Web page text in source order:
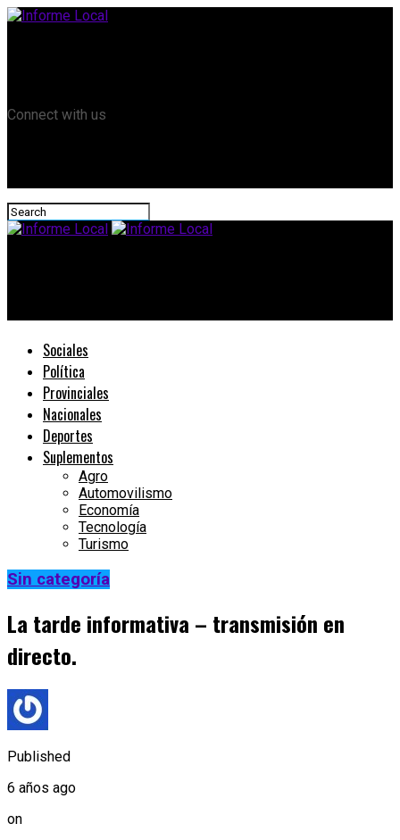
Connect with us
Sociales
Política
Provinciales
Nacionales
Deportes
Suplementos
Agro
Automovilismo
Economía
Tecnología
Turismo
Sin categoría
La tarde informativa – transmisión en
directo.
Published
6 años ago
on